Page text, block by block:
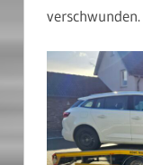
verschwunden.